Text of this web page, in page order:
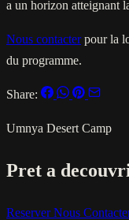
a un horizon atteignant
Nous contacterpour la
du programme.
Share:
Umnya Desert Camp
Pret a
ReserverNous